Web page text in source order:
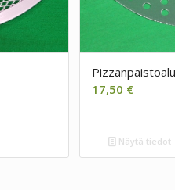
17,50 €
Näytä tiedot